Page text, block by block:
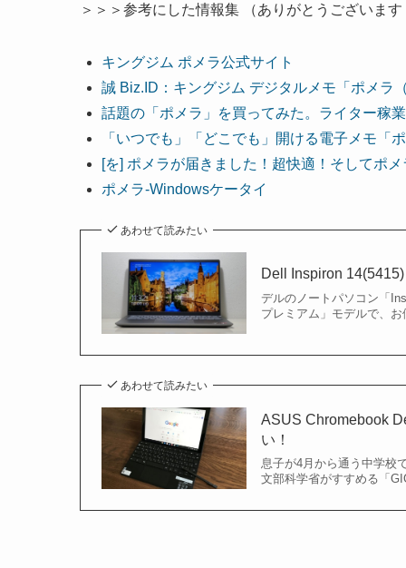
＞＞＞参考にした情報集 （ありがとうございます
キングジム ポメラ公式サイト
誠 Biz.ID：キングジム デジタルメモ「ポメラ
話題の「ポメラ」を買ってみた。ライター稼
「いつでも」「どこでも」開ける電子メモ「
[を] ポメラが届きました！超快適！そしてポ
ポメラ-Windowsケータイ
あわせて読みたい
Dell Inspiron
デルのノートパソコン「
プレミアム」モデルで、
あわせて読みたい
ASUS Chromebook
い！
息子が4月から通う中学校
文部科学省がすすめる「